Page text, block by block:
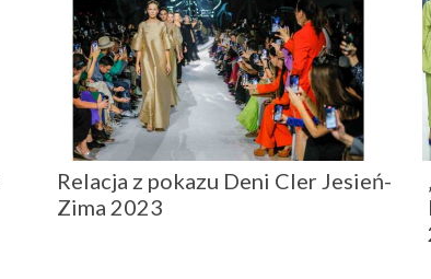
Relacja z pokazu Deni Cler Jesień-
Zima 2023